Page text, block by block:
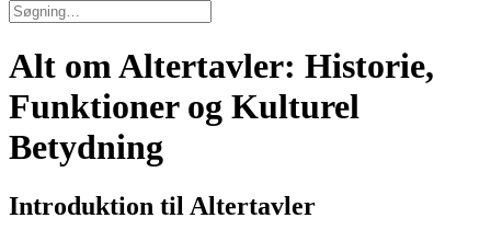
Alt om Altertavler: Historie,
Funktioner og Kulturel
Betydning
Introduktion til Altertavler